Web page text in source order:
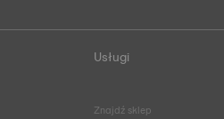
Usługi
Znajdź sklep